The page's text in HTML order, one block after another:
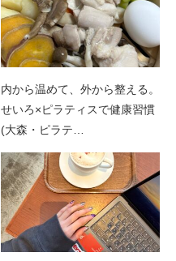
内から温めて、外から整える。
せいろ×ピラティスで健康習慣
(大森・ピラテ…